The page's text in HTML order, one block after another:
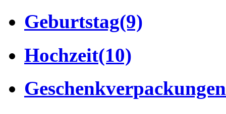
Geburtstag(9)
Hochzeit(10)
Geschenkverpackungen